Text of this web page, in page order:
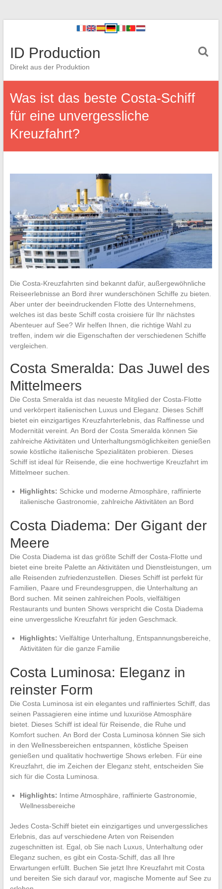
ID Production
Direkt aus der Produktion
Was ist das beste Costa-Schiff
für eine unvergessliche
Kreuzfahrt?
Die Costa-Kreuzfahrten sind bekannt dafür, außergewöhnliche
Reiseerlebnisse an Bord ihrer wunderschönen Schiffe zu bieten.
Aber unter der beeindruckenden Flotte des Unternehmens,
welches ist das beste Schiff costa croisiere für Ihr nächstes
Abenteuer auf See? Wir helfen Ihnen, die richtige Wahl zu
treffen, indem wir die Eigenschaften der verschiedenen Schiffe
vergleichen.
Costa Smeralda: Das Juwel des
Mittelmeers
Die Costa Smeralda ist das neueste Mitglied der Costa-Flotte
und verkörpert italienischen Luxus und Eleganz. Dieses Schiff
bietet ein einzigartiges Kreuzfahrterlebnis, das Raffinesse und
Modernität vereint. An Bord der Costa Smeralda können Sie
zahlreiche Aktivitäten und Unterhaltungsmöglichkeiten genießen
sowie köstliche italienische Spezialitäten probieren. Dieses
Schiff ist ideal für Reisende, die eine hochwertige Kreuzfahrt im
Mittelmeer suchen.
Highlights: Schicke und moderne Atmosphäre, raffinierte
italienische Gastronomie, zahlreiche Aktivitäten an Bord
Costa Diadema: Der Gigant der
Meere
Die Costa Diadema ist das größte Schiff der Costa-Flotte und
bietet eine breite Palette an Aktivitäten und Dienstleistungen, um
alle Reisenden zufriedenzustellen. Dieses Schiff ist perfekt für
Familien, Paare und Freundesgruppen, die Unterhaltung an
Bord suchen. Mit seinen zahlreichen Pools, vielfältigen
Restaurants und bunten Shows verspricht die Costa Diadema
eine unvergessliche Kreuzfahrt für jeden Geschmack.
Highlights: Vielfältige Unterhaltung, Entspannungsbereiche,
Aktivitäten für die ganze Familie
Costa Luminosa: Eleganz in
reinster Form
Die Costa Luminosa ist ein elegantes und raffiniertes Schiff, das
seinen Passagieren eine intime und luxuriöse Atmosphäre
bietet. Dieses Schiff ist ideal für Reisende, die Ruhe und
Komfort suchen. An Bord der Costa Luminosa können Sie sich
in den Wellnessbereichen entspannen, köstliche Speisen
genießen und qualitativ hochwertige Shows erleben. Für eine
Kreuzfahrt, die im Zeichen der Eleganz steht, entscheiden Sie
sich für die Costa Luminosa.
Highlights: Intime Atmosphäre, raffinierte Gastronomie,
Wellnessbereiche
Jedes Costa-Schiff bietet ein einzigartiges und unvergessliches
Erlebnis, das auf verschiedene Arten von Reisenden
zugeschnitten ist. Egal, ob Sie nach Luxus, Unterhaltung oder
Eleganz suchen, es gibt ein Costa-Schiff, das all Ihre
Erwartungen erfüllt. Buchen Sie jetzt Ihre Kreuzfahrt mit Costa
und bereiten Sie sich darauf vor, magische Momente auf See zu